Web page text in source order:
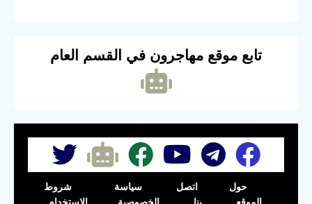
تابع موقع مهاجرون في القسم العام
شروط
سياسة
اتصل
حول